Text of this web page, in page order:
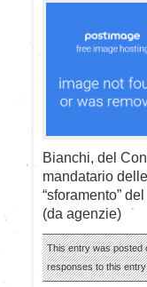
Bianchi, del
mandatario
“sforamento”
(da agenzie)
This entry was posted
responses to this